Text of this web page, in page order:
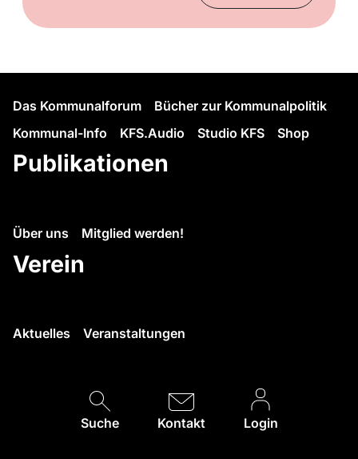
Das Kommunalforum
Bücher zur Kommunalpolitik
Kommunal-Info
KFS.Audio Studio KFS Shop
Publikationen
Über uns Mitglied werden!
Verein
Aktuelles Veranstaltungen
Suche Kontakt Login